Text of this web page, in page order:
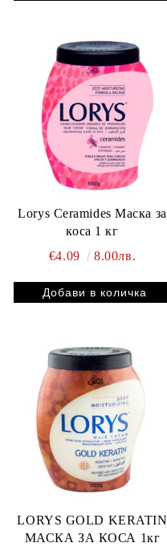
Lorys Ceramides Маска за
коса 1 кг
€4.09
8.00лв.
LORYS GOLD KERATIN
МАСКА ЗА КОСА 1кг